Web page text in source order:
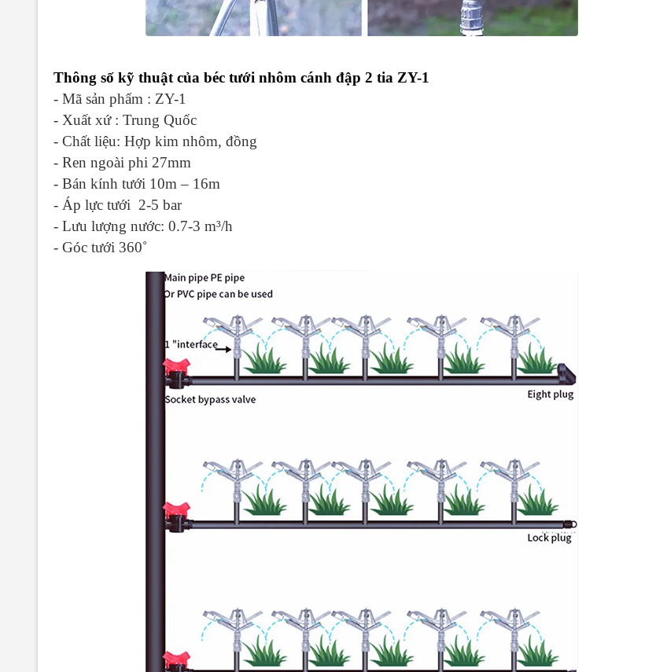
Thông số kỹ thuật của béc tưới nhôm cánh đập 2 tia ZY-1
- Mã sản phẩm : ZY-1
- Xuất xứ : Trung Quốc
- Chất liệu: Hợp kim nhôm, đồng
- Ren ngoài phi 27mm
- Bán kính tưới 10m – 16m
- Áp lực tưới 2-5 bar
- Lưu lượng nước: 0.7-3 m³/h
- Góc tưới 360˚